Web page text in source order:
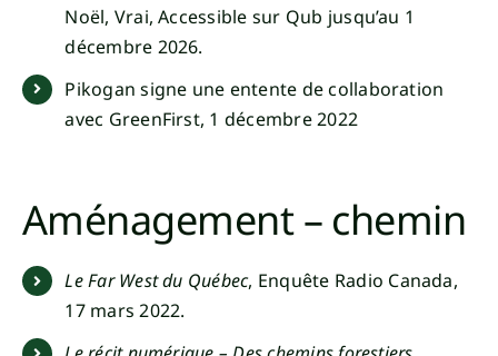
Noël, Vrai, Accessible sur Qub jusqu’au 1
décembre 2026.
Pikogan signe une entente de collaboration
avec GreenFirst, 1 décembre 2022
Aménagement – chemin
Le Far West du Québec, Enquête Radio Canada,
17 mars 2022.